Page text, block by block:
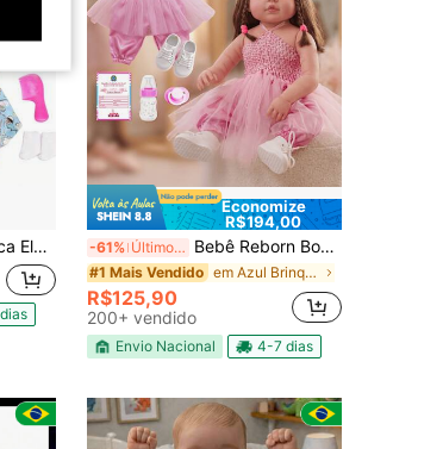
Economize
R$194,00
-61% Últimos 3 dias Bebê Reborn Boneca Realista Bailarina 100% Silicone Bolsa Maternidade Pode Dar Banho
#1 Mais Vendido em Azul Brinquedos de bonecas infantis
R$125,90
200+ vendido
Envio Nacional 4-7 dias